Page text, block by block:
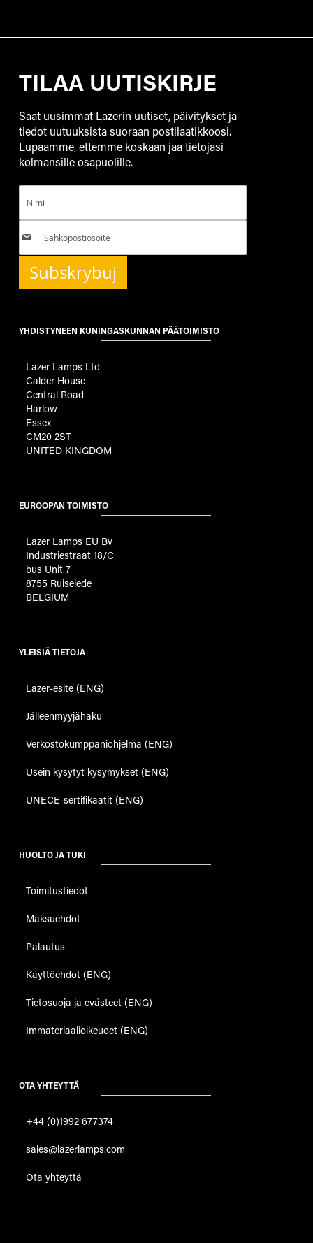
TILAA UUTISKIRJE
Saat uusimmat Lazerin uutiset, päivitykset ja
tiedot uutuuksista suoraan postilaatikkoosi.
Lupaamme, ettemme koskaan jaa tietojasi
kolmansille osapuolille.
Subskrybuj
YHDISTYNEEN KUNINGASKUNNAN PÄÄTOIMISTO
Lazer Lamps Ltd
Calder House
Central Road
Harlow
Essex
CM20 2ST
UNITED KINGDOM
EUROOPAN TOIMISTO
Lazer Lamps EU Bv
Industriestraat 18/C
bus Unit 7
8755 Ruiselede
BELGIUM
YLEISIÄ TIETOJA
Lazer-esite (ENG)
Jälleenmyyjähaku
Verkostokumppaniohjelma (ENG)
Usein kysytyt kysymykset (ENG)
UNECE-sertifikaatit (ENG)
HUOLTO JA TUKI
Toimitustiedot
Maksuehdot
Palautus
Käyttöehdot (ENG)
Tietosuoja ja evästeet (ENG)
Immateriaalioikeudet (ENG)
OTA YHTEYTTÄ
+44 (0)1992 677374
sales@lazerlamps.com
Ota yhteyttä